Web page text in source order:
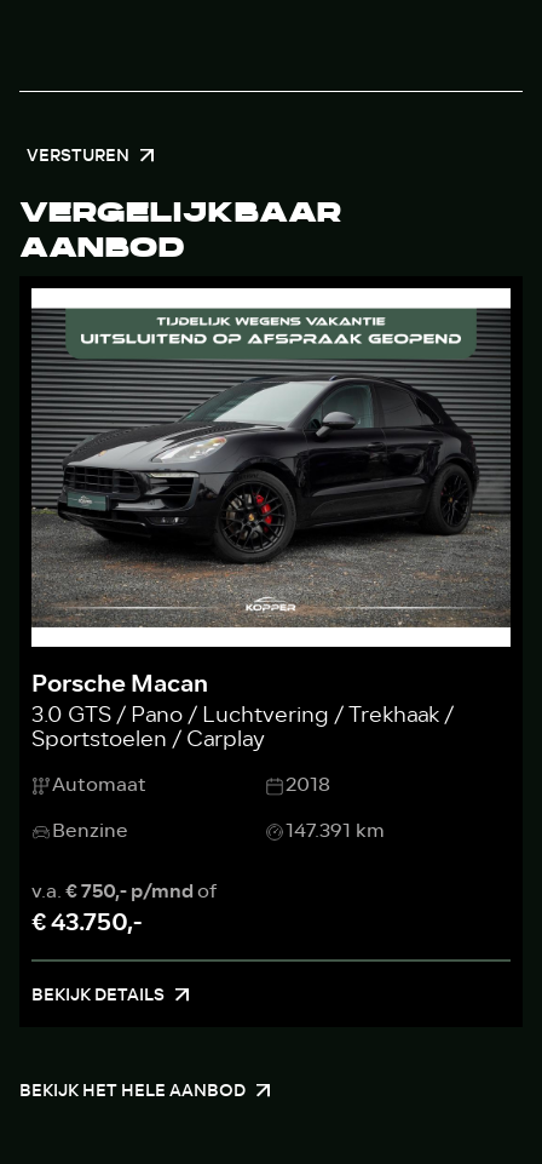
VERSTUREN
VERGELIJKBAAR
AANBOD
Porsche Macan
3.0 GTS / Pano / Luchtvering / Trekhaak /
Sportstoelen / Carplay
Automaat
2018
Benzine
147.391 km
v.a.€ 750,- p/mndof
€ 43.750,-
BEKIJK DETAILS
BEKIJK HET HELE AANBOD